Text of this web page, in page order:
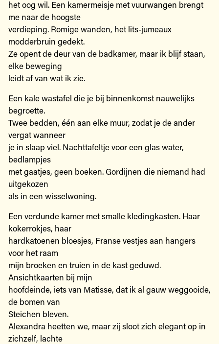
het oog wil. Een kamermeisje met vuurwangen brengt
me naar de hoogste
verdieping. Romige wanden, het lits-jumeaux
modderbruin gedekt.
Ze opent de deur van de badkamer, maar ik blijf staan,
elke beweging
leidt af van wat ik zie.
Een kale wastafel die je bij binnenkomst nauwelijks
begroette.
Twee bedden, één aan elke muur, zodat je de ander
vergat wanneer
je in slaap viel. Nachttafeltje voor een glas water,
bedlampjes
met gaatjes, geen boeken. Gordijnen die niemand had
uitgekozen
als in een wisselwoning.
Een verdunde kamer met smalle kledingkasten. Haar
kokerrokjes, haar
hardkatoenen bloesjes, Franse vestjes aan hangers
voor het raam
mijn broeken en truien in de kast geduwd.
Ansichtkaarten bij mijn
hoofdeinde, iets van Matisse, dat ik al gauw weggooide,
de bomen van
Steichen bleven.
Alexandra heetten we, maar zij sloot zich elegant op in
zichzelf, lachte